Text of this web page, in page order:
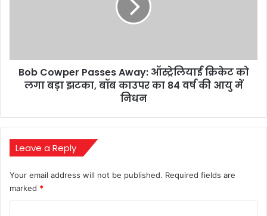
बड़ा
झटका,
84
की
आयु
में
Bob Cowper Passes Away: ऑस्ट्रेलियाई क्रिकेट को
लगा बड़ा झटका, बॉब काउपर का 84 वर्ष की आयु में
निधन
Leave a Reply
Your email address will not be published. Required fields are
marked *